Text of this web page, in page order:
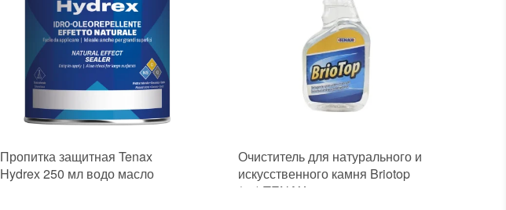
Пропитка защитная Tenax
Hydrex 250 мл водо масло
Очиститель для натурального и
искусственного камня Briotop
(1л) TENAX